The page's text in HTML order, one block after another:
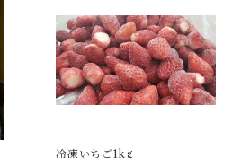
冷凍いちご1kg